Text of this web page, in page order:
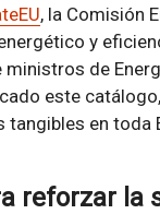
, la Comisión
y
de
este
en
reforzar la